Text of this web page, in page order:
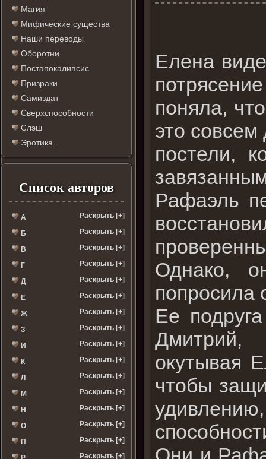
Магия
Мифические существа
Наши переводы
Оборотни
Постапокалипсис
Призраки
Самиздат
Сверхспособности
Слэш
Эротика
Список авторов
А Раскрыть [+]
Б Раскрыть [+]
В Раскрыть [+]
Г Раскрыть [+]
Д Раскрыть [+]
Е Раскрыть [+]
Ж Раскрыть [+]
З Раскрыть [+]
И Раскрыть [+]
К Раскрыть [+]
Л Раскрыть [+]
М Раскрыть [+]
Н Раскрыть [+]
О Раскрыть [+]
П Раскрыть [+]
Раскрыть [+]
Елена
поняла,
это
постели,
Рафаэль
Однако,
попросила
Ее
Дмитрий,
окутывая
чтобы